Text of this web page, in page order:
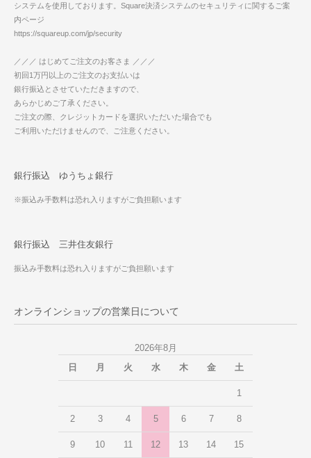
システムを使用しております。Square決済システムのセキュリティに関するご案
内ページ
https://squareup.com/jp/security
／／／ はじめてご注文のお客さま ／／／
初回1万円以上のご注文のお支払いは
銀行振込とさせていただきますので、
あらかじめご了承ください。
ご注文の際、クレジットカードを選択いただいた場合でも
ご利用いただけませんので、ご注意ください。
銀行振込 ゆうちょ銀行
※振込み手数料は恐れ入りますがご負担願います
銀行振込 三井住友銀行
振込み手数料は恐れ入りますがご負担願います
オンラインショップの営業日について
2026年8月
日
月 火 水 木 金 土
1
2 3 4 5 6 7 8
9 10 11 12 13 14 15